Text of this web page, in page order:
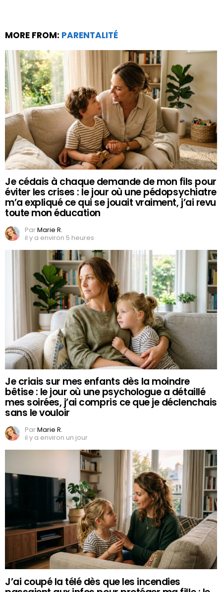
MORE FROM: PARENTALITÉ
Je cédais à chaque demande de mon fils pour
éviter les crises : le jour où une pédopsychiatre
m’a expliqué ce qui se jouait vraiment, j’ai revu
toute mon éducation
ParMarie R.
il y a environ 5 heures
Je criais sur mes enfants dès la moindre
bêtise : le jour où une psychologue a détaillé
mes soirées, j’ai compris ce que je déclenchais
sans le vouloir
ParMarie R.
il y a environ un jour
J’ai coupé la télé dès que les incendies